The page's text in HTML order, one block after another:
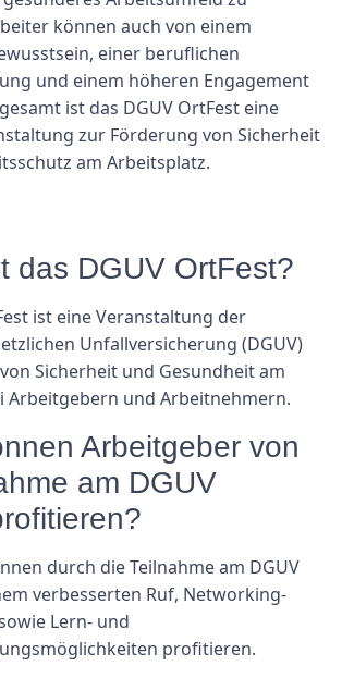
können auch von einem
einer beruflichen
und einem höheren Engagement
ist das DGUV OrtFest eine
zur Förderung von Sicherheit
am Arbeitsplatz.
das DGUV OrtFest?
ist eine Veranstaltung der
Unfallversicherung (DGUV)
Sicherheit und Gesundheit am
Arbeitgebern und Arbeitnehmern.
Arbeitgeber von
am DGUV
durch die Teilnahme am DGUV
verbesserten Ruf, Networking-
Lern- und
profitieren.